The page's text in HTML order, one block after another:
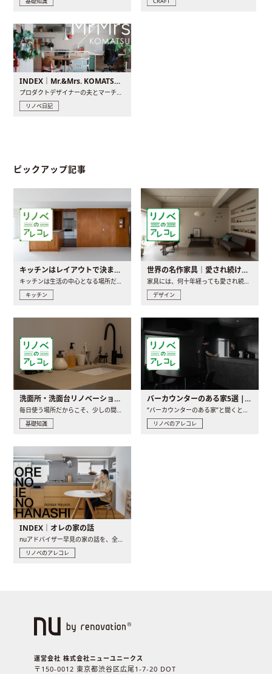
INDEX｜Mr.&Mrs. KOMATSU renovation diary
プロダクトデザイナーの夫とマーチャンダイザーの妻が、夫婦で..
リノベ日記
ピックアップ記事
キッチンはレイアウトで決まる。後悔しないための考え方と選び方
キッチン
世界の名作家具｜愛され続ける理由と一生モノとの出会い方
デザイン
洗面所・洗面台リノベーションの事例と間取りアイデア
毎日使う場所だからこそ、少しの間取りの工夫や素材の選び方で..
基礎知識
バーカウンターのある家5選 | 日常に馴染む“距離の近い”キッチンとは
“バーカウンターのある家”と聞くと、少し特別な、大人のための..
リノベのアレコレ
INDEX｜オレの家の話
リノベのアレコレ
運営会社 株式会社ニューユニークス
〒150-0012 東京都渋谷区広尾1-7-20 DOT